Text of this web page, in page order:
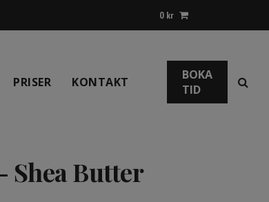
0 kr
PRISER KONTAKT
BOKA
TID
Shea Butter